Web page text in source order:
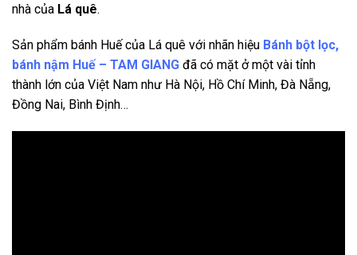
nhà của Lá quê.
Sản phẩm bánh Huế của Lá quê với nhãn hiệu Bánh bột lọc,
bánh nậm Huế – TAM GIANG đã có mặt ở một vài tỉnh
thành lớn của Việt Nam như Hà Nội, Hồ Chí Minh, Đà Nẵng,
Đồng Nai, Bình Định…